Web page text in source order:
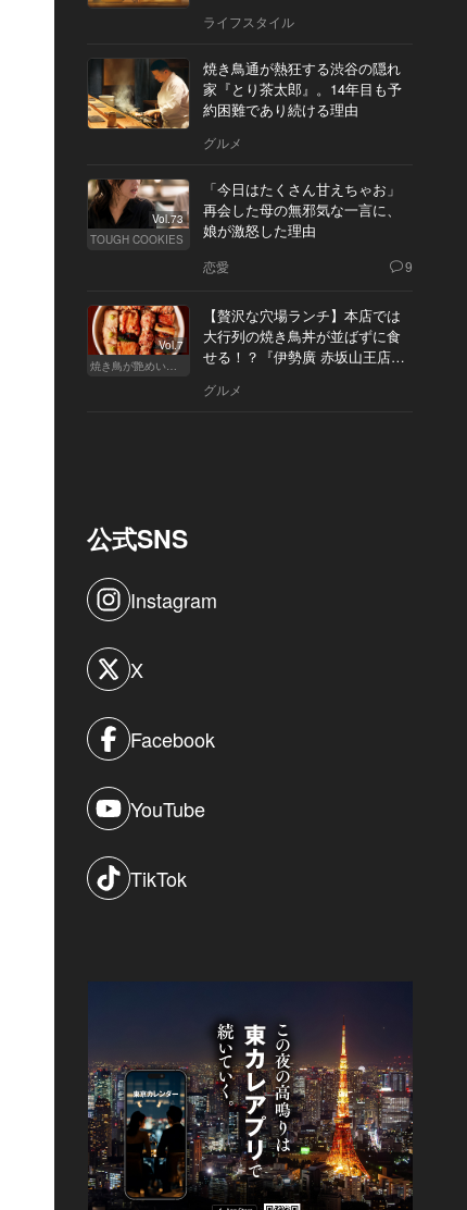
ライフスタイル
焼き鳥通が熱狂する渋谷の隠れ
家『とり茶太郎』。14年目も予
約困難であり続ける理由
グルメ
Vol.73
TOUGH COOKIES
「今日はたくさん甘えちゃお」
再会した母の無邪気な一言に、
娘が激怒した理由
恋愛 9
Vol.7
焼き鳥が艶めいてきた
【贅沢な穴場ランチ】本店では
大行列の焼き鳥丼が並ばずに食
せる！？『伊勢廣 赤坂山王店』
グルメ
公式SNS
Instagram
X
Facebook
YouTube
TikTok